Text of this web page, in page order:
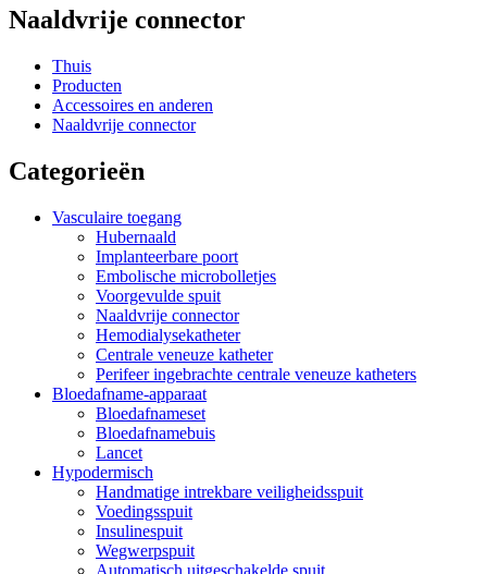
Naaldvrije connector
Thuis
Producten
Accessoires en anderen
Naaldvrije connector
Categorieën
Vasculaire toegang
Hubernaald
Implanteerbare poort
Embolische microbolletjes
Voorgevulde spuit
Naaldvrije connector
Hemodialysekatheter
Centrale veneuze katheter
Perifeer ingebrachte centrale veneuze katheters
Bloedafname-apparaat
Bloedafnameset
Bloedafnamebuis
Lancet
Hypodermisch
Handmatige intrekbare veiligheidsspuit
Voedingsspuit
Insulinespuit
Wegwerpspuit
Automatisch uitgeschakelde spuit